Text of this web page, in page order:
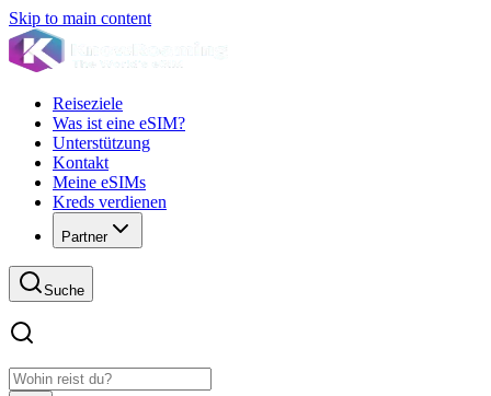
Skip to main content
Reiseziele
Was ist eine eSIM?
Unterstützung
Kontakt
Meine eSIMs
Kreds verdienen
Partner
Suche